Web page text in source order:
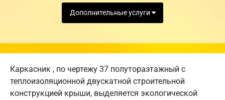
Дополнительные услуги
Каркасник , по чертежу 37 полутораэтажный с
теплоизоляционной двускатной строительной
конструкцией крыши, выделяется экологической